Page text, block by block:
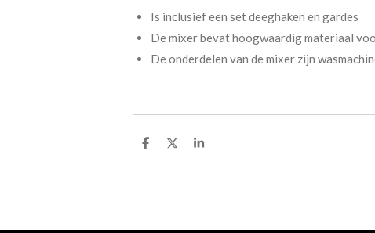
Is inclusief een set deeghaken en gardes
De mixer bevat hoogwaardig materiaal
De onderdelen van de mixer zijn
D
D
S